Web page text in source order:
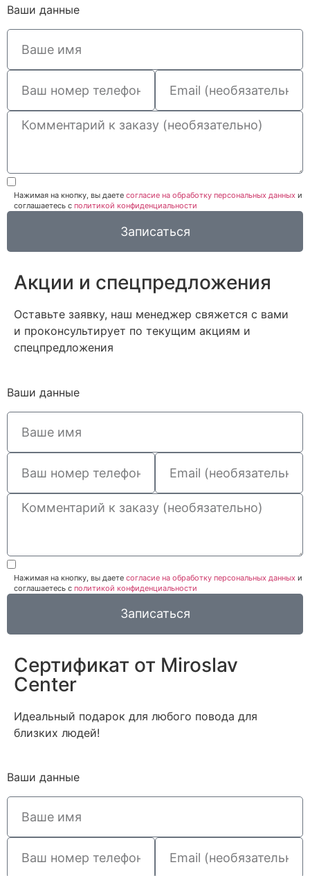
Ваши данные
Нажимая на кнопку, вы даете согласие на обработку персональных данных и
соглашаетесь c политикой конфиденциальности
Записаться
Акции и спецпредложения
Оставьте заявку, наш менеджер свяжется с вами
и проконсультирует по текущим акциям и
спецпредложения
Ваши данные
Нажимая на кнопку, вы даете согласие на обработку персональных данных и
соглашаетесь c политикой конфиденциальности
Записаться
Сертификат от Miroslav
Сenter
Идеальный подарок для любого повода для
близких людей!
Ваши данные